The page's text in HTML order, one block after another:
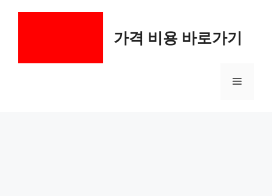
가격 비용 바로가기
메